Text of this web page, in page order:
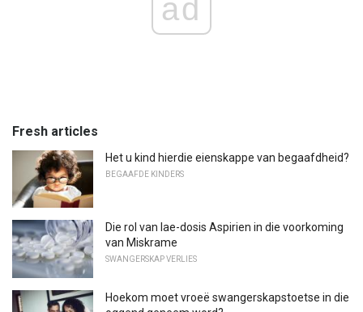
ad
Fresh articles
Het u kind hierdie eienskappe van begaafdheid?
BEGAAFDE KINDERS
Die rol van lae-dosis Aspirien in die voorkoming
van Miskrame
SWANGERSKAP VERLIES
Hoekom moet vroeë swangerskapstoetse in die